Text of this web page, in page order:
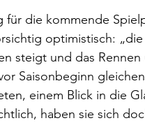
für die kommende
optimistisch:
steigt und das
Saisonbeginn
einem Blick in die
haben sie sich